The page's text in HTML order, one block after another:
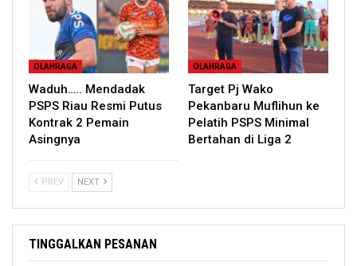
OLAHRAGA
Waduh….. Mendadak
PSPS Riau Resmi Putus
Kontrak 2 Pemain
Asingnya
OLAHRAGA
Target Pj Wako
Pekanbaru Muflihun ke
Pelatih PSPS Minimal
Bertahan di Liga 2
PREV NEXT
TINGGALKAN PESANAN